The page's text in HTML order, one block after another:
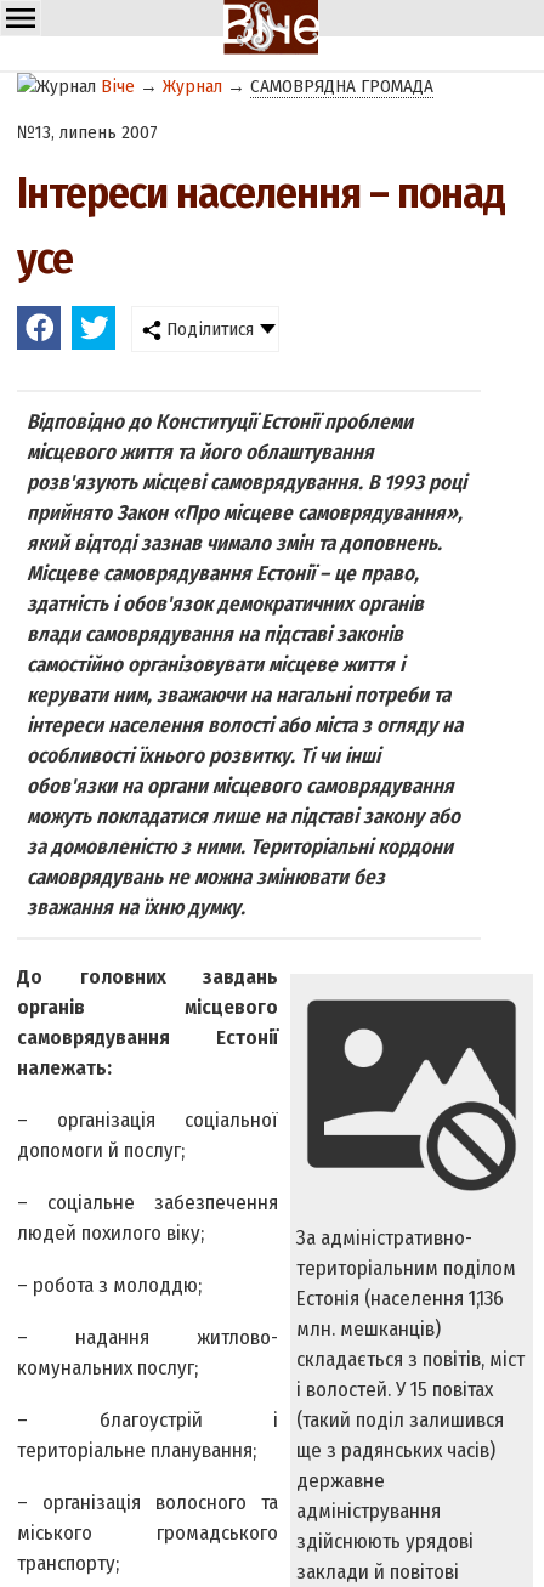
Віче →Журнал →САМОВРЯДНА ГРОМАДА
№13, липень 2007
Інтереси населення – понад
усе
Поділитися
Відповідно до Конституції Естонії проблеми
місцевого життя та його облаштування
розв'язують місцеві самоврядування. В 1993 році
прийнято Закон «Про місцеве самоврядування»,
який відтоді зазнав чимало змін та доповнень.
Місцеве самоврядування Естонії – це право,
здатність і обов'язок демократичних органів
влади самоврядування на підставі законів
самостійно організовувати місцеве життя і
керувати ним, зважаючи на нагальні потреби та
інтереси населення волості або міста з огляду на
особливості їхнього розвитку. Ті чи інші
обов'язки на органи місцевого самоврядування
можуть покладатися лише на підставі закону або
за домовленістю з ними. Територіальні кордони
самоврядувань не можна змінювати без
зважання на їхню думку.
За адміністративно-
територіальним поділом
Естонія (населення 1,136
млн. мешканців)
складається з повітів, міст
і волостей. У 15 повітах
(такий поділ залишився
ще з радянських часів)
державне
адміністрування
здійснюють урядові
заклади й повітові
До головних завдань
органів місцевого
самоврядування Естонії
належать:
– організація соціальної
допомоги й послуг;
– соціальне забезпечення
людей похилого віку;
– робота з молоддю;
– надання житлово-
комунальних послуг;
– благоустрій і
територіальне планування;
– організація волосного та
міського громадського
транспорту;